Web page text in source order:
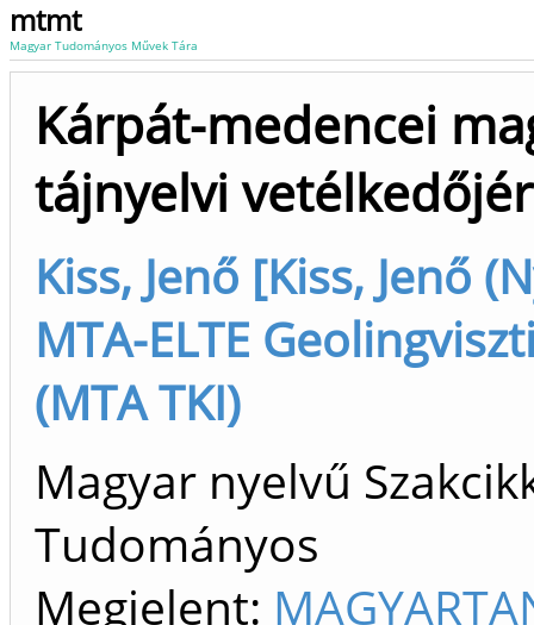
mtmt
Magyar Tudományos Művek Tára
Kárpát-medencei
tájnyelvi
Kiss, Jenő [Kiss, Jenő
MTA-ELTE
(MTA TKI)
Magyar nyelvű
Tudományos
Megjelent: